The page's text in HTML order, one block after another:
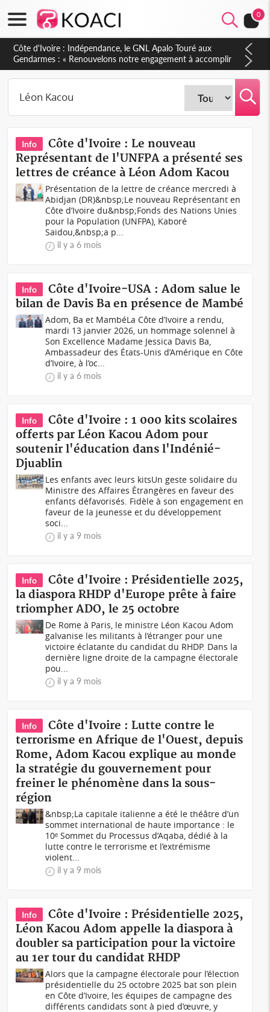
0
Sierra Leone : Un projet de réforme constitutionnelle en
gestation, points clés des amendements, un exclu d'avance
Info
Côte d'Ivoire : Le nouveau
Représentant de l'UNFPA a présenté ses
lettres de créance à Léon Adom Kacou
Présentation de la lettre de créance mercredi à
Abidjan (DR)&nbsp;Le nouveau Représentant en
Côte d’Ivoire du&nbsp;Fonds des Nations Unies
pour la Population (UNFPA), Kaboré
Saidou,&nbsp;a p...
il y a 6 mois
Info
Côte d'Ivoire-USA : Adom salue le
bilan de Davis Ba en présence de Mambé
Adom, Ba et MambéLa Côte d’Ivoire a rendu,
mardi 13 janvier 2026, un hommage solennel à
Son Excellence Madame Jessica Davis Ba,
Ambassadeur des États-Unis d’Amérique en Côte
d’Ivoire, à l’oc...
il y a 6 mois
Info
Côte d'Ivoire : 1 000 kits scolaires
offerts par Léon Kacou Adom pour
soutenir l'éducation dans l'Indénié-
Djuablin
Les enfants avec leurs kitsUn geste solidaire du
Ministre des Affaires Étrangères en faveur des
enfants défavorisés. Fidèle à son engagement en
faveur de la jeunesse et du développement
soci...
il y a 9 mois
Info
Côte d'Ivoire : Présidentielle 2025,
la diaspora RHDP d'Europe prête à faire
triompher ADO, le 25 octobre
De Rome à Paris, le ministre Léon Kacou Adom
galvanise les militants à l’étranger pour une
victoire éclatante du candidat du RHDP. Dans la
dernière ligne droite de la campagne électorale
pou...
il y a 9 mois
Info
Côte d'Ivoire : Lutte contre le
terrorisme en Afrique de l'Ouest, depuis
Rome, Adom Kacou explique au monde
la stratégie du gouvernement pour
freiner le phénomène dans la sous-
région
&nbsp;La capitale italienne a été le théâtre d’un
sommet international de haute importance : le
10ᵉ Sommet du Processus d’Aqaba, dédié à la
lutte contre le terrorisme et l’extrémisme
violent...
il y a 9 mois
Info
Côte d'Ivoire : Présidentielle 2025,
Léon Kacou Adom appelle la diaspora à
doubler sa participation pour la victoire
au 1er tour du candidat RHDP
Alors que la campagne électorale pour l’élection
présidentielle du 25 octobre 2025 bat son plein
en Côte d’Ivoire, les équipes de campagne des
différents candidats sont à pied d’œuvre, y